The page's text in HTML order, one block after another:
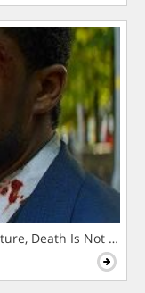
Death Is Not The